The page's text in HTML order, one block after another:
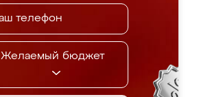
Желаемый бюджет